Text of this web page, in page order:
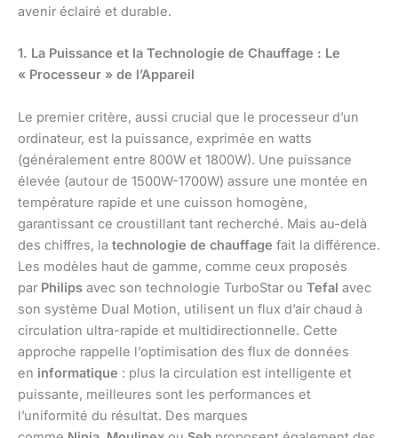
avenir éclairé et durable.
1. La Puissance et la Technologie de Chauffage : Le
« Processeur » de l’Appareil
Le premier critère, aussi crucial que le processeur d’un
ordinateur, est la puissance, exprimée en watts
(généralement entre 800W et 1800W). Une puissance
élevée (autour de 1500W-1700W) assure une montée en
température rapide et une cuisson homogène,
garantissant ce croustillant tant recherché. Mais au-delà
des chiffres, la technologie de chauffage fait la différence.
Les modèles haut de gamme, comme ceux proposés
par Philips avec son technologie TurboStar ou Tefal avec
son système Dual Motion, utilisent un flux d’air chaud à
circulation ultra-rapide et multidirectionnelle. Cette
approche rappelle l’optimisation des flux de données
en informatique : plus la circulation est intelligente et
puissante, meilleures sont les performances et
l’uniformité du résultat. Des marques